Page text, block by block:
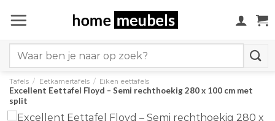
naar
for:
Tafels / Eetkamertafels / Eiken eettafels
Excellent Eettafel Floyd – Semi rechthoekig 280 x 100 cm met
split